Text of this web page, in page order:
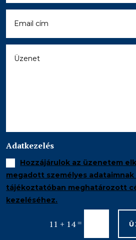
Adatkezelés
Hozzájárulok az üzenetem
megadott személyes
tájékoztatóban meghatározott
kezeléséhez.
11 + 14=